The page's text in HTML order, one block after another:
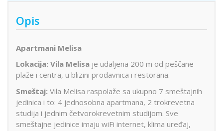
Opis
Apartmani Melisa
Lokacija: Vila Melisa je udaljena 200 m od peščane
plaže i centra, u blizini prodavnica i restorana.
Smeštaj: Vila Melisa raspolaže sa ukupno 7 smeštajnih
jedinica i to: 4 jednosobna apartmana, 2 trokrevetna
studija i jednim četvorokrevetnim studijom. Sve
smeštajne jedinice imaju wiFi internet, klima uređaj,